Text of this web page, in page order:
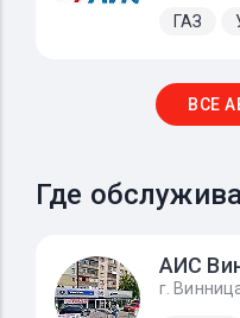
ГАЗ
ВСЕ
Где
АИС
г.